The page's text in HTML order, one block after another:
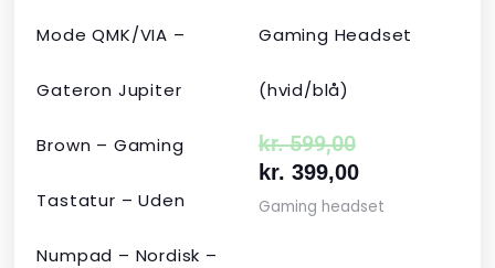
Mode QMK/VIA –
Gateron Jupiter
Brown – Gaming
Tastatur – Uden
Numpad – Nordisk –
Gaming Headset
(hvid/blå)
kr.599,00
kr. 399,00
Gaming headset